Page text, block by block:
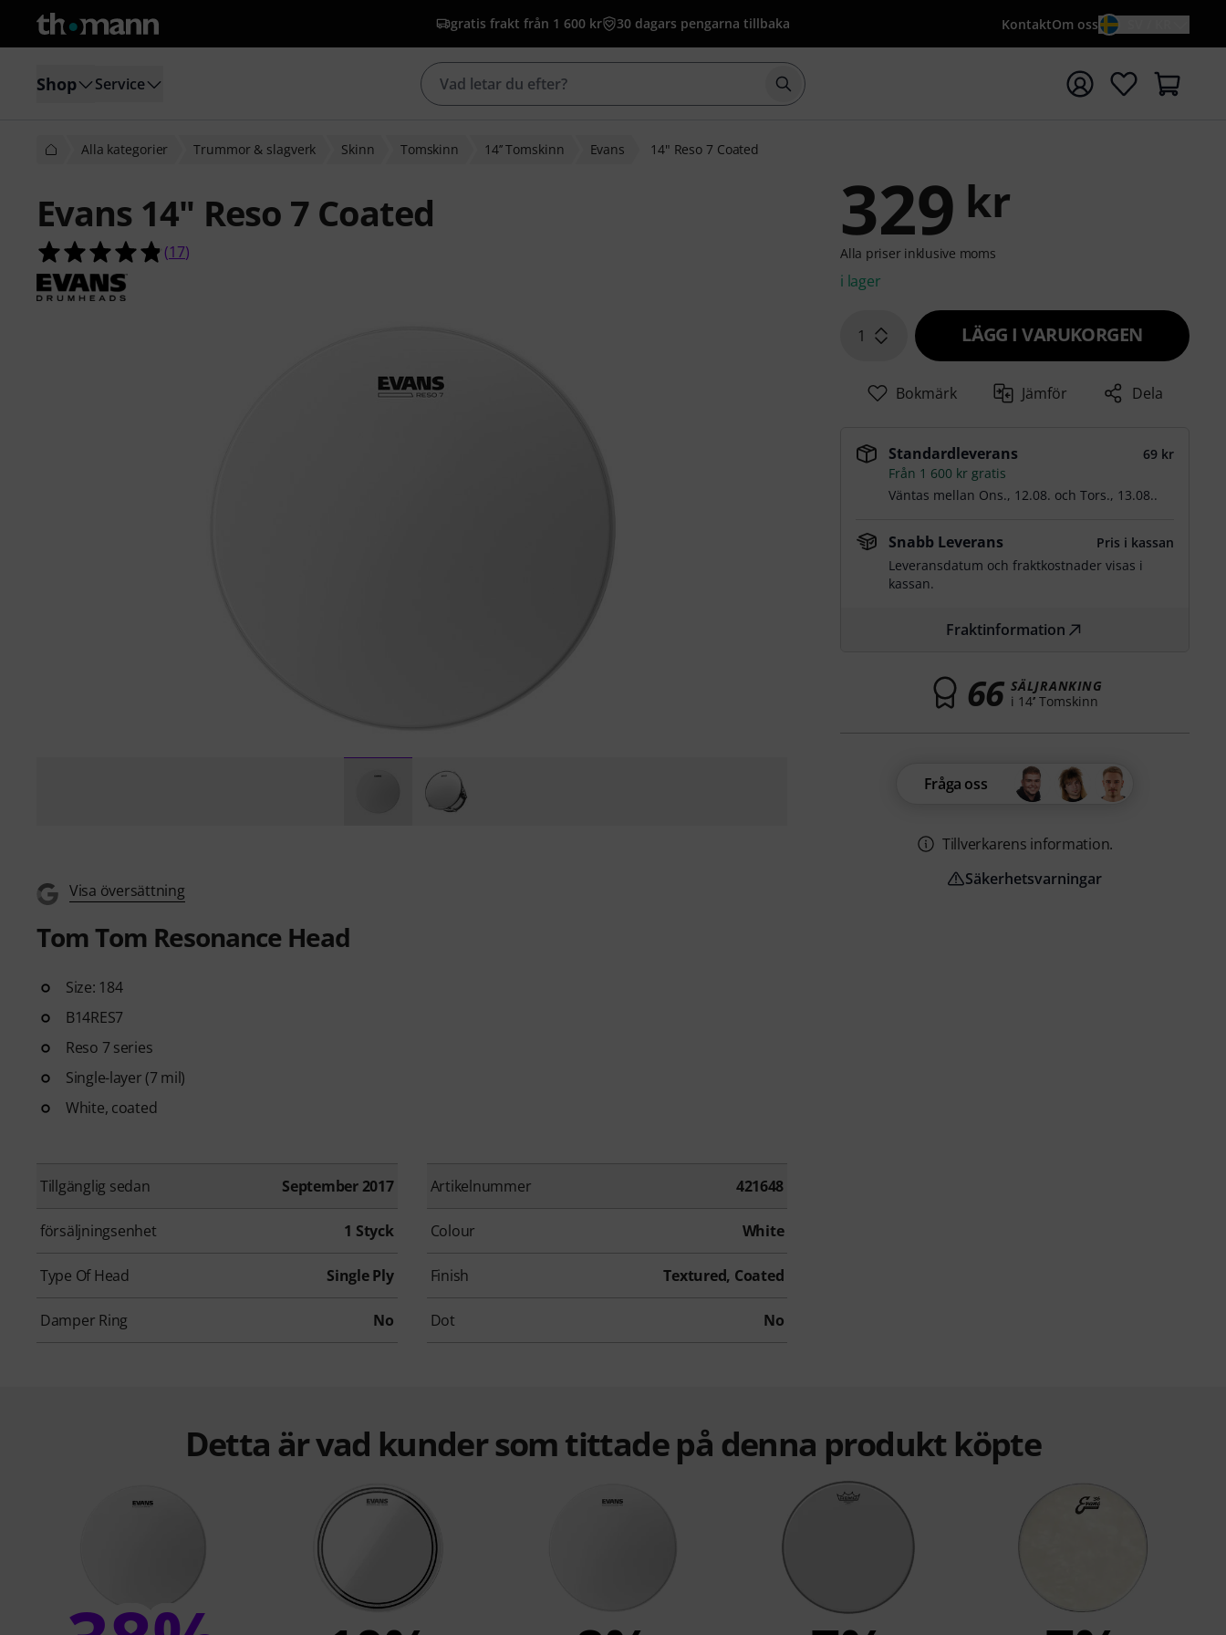
gratis frakt från 1 600 kr 30 dagars pengarna tillbaka KontaktOm oss
Shop Service Börja sökningen med söktermen {searchTerm}
Alla kategorier Trummor & slagverk Skinn Tomskinn 14’’ Tomskinn Evans 14" Reso 7 Coated
Evans 14" Reso 7 Coated
4.8 av 5 stjärnor från 17 kundbetyg
(17)
Visa översättning
Tom Tom Resonance Head
Size: 184
B14RES7
Reso 7 series
Single-layer (7 mil)
White, coated
Tillgänglig sedan September 2017 Artikelnummer 421648
försäljningsenhet 1 Styck Colour White
Type Of Head Single Ply Finish Textured, Coated
Damper Ring No Dot No
329 kr
Alla priser inklusive moms
i lager
1 LÄGG I VARUKORGEN
Bokmärk Jämför Dela
Standardleverans
69 kr
Från 1 600 kr gratis
Väntas mellan Ons., 12.08. ochTors., 13.08..
Snabb Leverans
Pris i kassan
Leveransdatum och fraktkostnader visas i
kassan.
Fraktinformation
66 SÄLJRANKING
i 14’’ Tomskinn
Fråga oss
Tillverkarens information.
Säkerhetsvarningar
Detta är vad kunder som tittade på denna produkt köpte